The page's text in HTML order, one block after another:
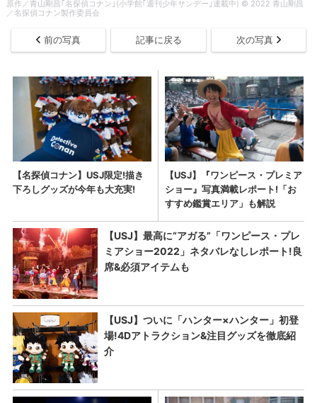
原作／青山剛昌｢名探偵コナン｣(小学館｢週刊少年サンデー｣連載中) © 2022 青山剛昌
／名探偵コナン製作委員会
前の写真 記事に戻る 次の写真